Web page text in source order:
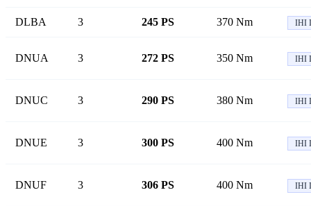
DLBA 3 245 PS 370 Nm IHI
DNUA 3 272 PS 350 Nm IHI
DNUC 3 290 PS 380 Nm IHI
DNUE 3 300 PS 400 Nm IHI
DNUF 3 306 PS 400 Nm IHI